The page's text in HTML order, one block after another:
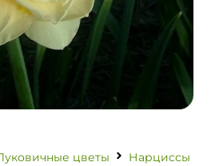
цветы
Нарциссы